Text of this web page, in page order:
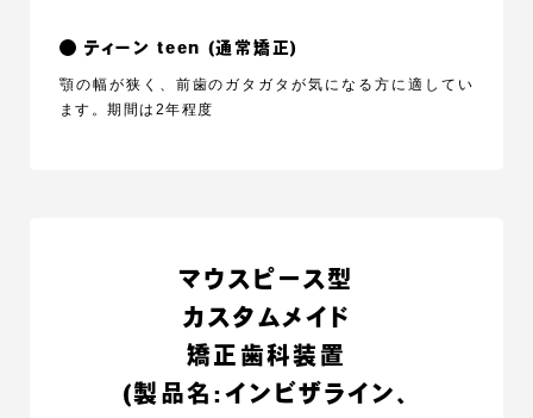
ティーン teen (通常矯正)
顎の幅が狭く、前歯のガタガタが気になる方に適してい
ます。期間は2年程度
マウスピース型
カスタムメイド
矯正歯科装置
(製品名:インビザライン、